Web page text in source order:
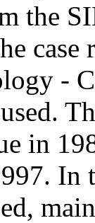
the
-
in
In